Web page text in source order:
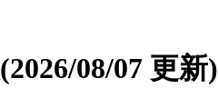
(2026/08/07 更新)